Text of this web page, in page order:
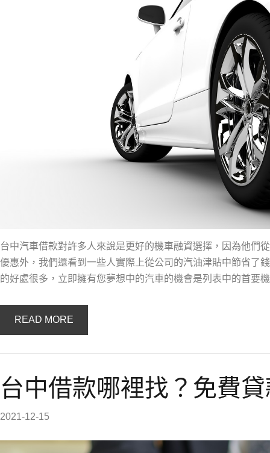
台中汽車借款對許多人來說是更好的機車融資選擇，因為他們
優惠外，我們還看到一些人實際上從公司的汽油津貼中節省了
的好處很多，立即擁有您夢想中的汽車的機會是列表中的首要
READ MORE
台中借款哪裡找？免費
2021-12-15